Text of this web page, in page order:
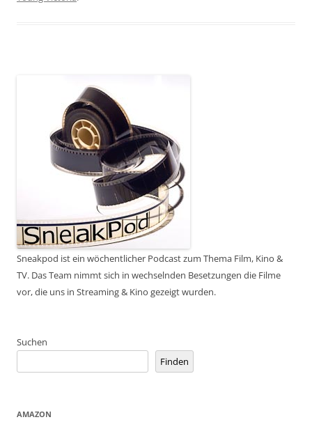
Sneakpod ist ein wöchentlicher Podcast zum Thema Film, Kino &
TV. Das Team nimmt sich in wechselnden Besetzungen die Filme
vor, die uns in Streaming & Kino gezeigt wurden.
Suchen
Finden
AMAZON